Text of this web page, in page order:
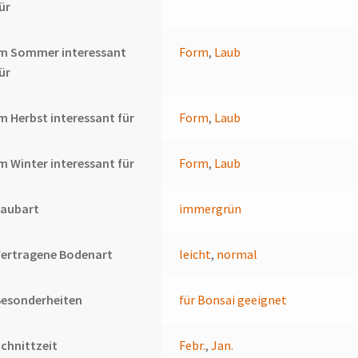
Sommer interessant
Form, Laub
Herbst interessant für Form, Laub
Winter interessant für Form, Laub
immergrün
Bodenart leicht, normal
für Bonsai geeignet
Febr.,Jan.